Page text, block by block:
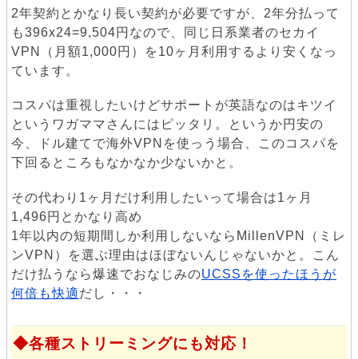
2年契約とかなり長い契約が必要ですが、2年分払って
も396x24=9,504円なので、同じ日系業者のセカイ
VPN（月額1,000円）を10ヶ月利用するより安くなっ
ています。
コスパは重視したいけどサポートが英語なのはキツイ
というワガママさんにはピッタリ。というか円安の
今、ドル建てで海外VPNを使っう場合、このコスパを
下回るところもなかなか少ないかと。
その代わり1ヶ月だけ利用したいって場合は1ヶ月
1,496円とかなり高め
1年以内の短期間しか利用しないならMillenVPN（ミレ
ンVPN）を選ぶ理由はほぼないんじゃないかと。こん
だけ払うなら爆速でおなじみのUCSSを使ったほうが
何倍も快適だし・・・
各種ストリーミングにも対応！